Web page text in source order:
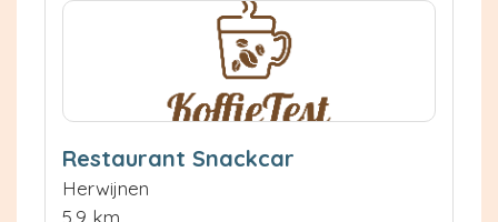
Restaurant Snackcar
Herwijnen
5.9 km